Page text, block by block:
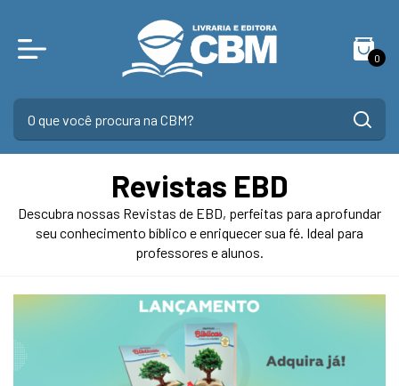
0
Revistas EBD
Descubra nossas Revistas de EBD, perfeitas para aprofundar
seu conhecimento bíblico e enriquecer sua fé. Ideal para
professores e alunos.